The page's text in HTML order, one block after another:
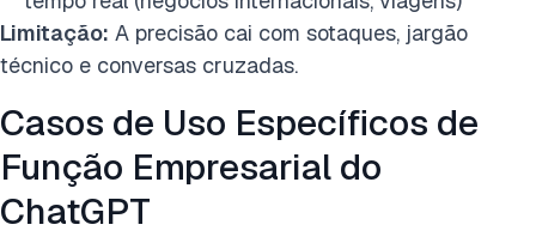
Limitação: A precisão cai com sotaques, jargão
técnico e conversas cruzadas.
Casos de Uso Específicos de
Função Empresarial do
ChatGPT